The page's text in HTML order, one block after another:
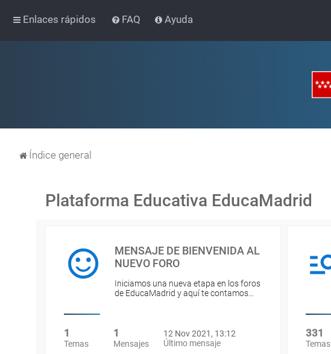
Enlaces rápidos FAQ Ayuda
Índice general
Plataforma Educativa EducaMadrid
MENSAJE DE BIENVENIDA AL
NUEVO FORO
Iniciamos una nueva etapa en los foros
de EducaMadrid y aquí te contamos…
1
Temas
1
Mensajes
12 Nov 2021, 13:12
Último mensaje
331
Temas